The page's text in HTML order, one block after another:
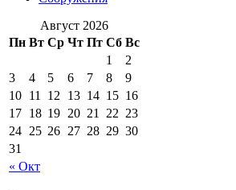
Август 2026
Пн Вт Ср Чт Пт Сб Вс
« Окт
1
2
3
4 5 6 7 8
9
10 11 12 13 14 15 16
17 18 19 20 21 22 23
24 25 26 27 28 29 30
31